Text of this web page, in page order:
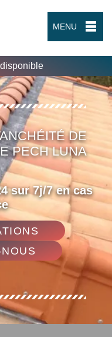
MENU
DE
PECH LUNA
sur 7j/7 en cas